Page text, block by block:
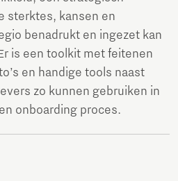
sterktes, kansen en
benadrukt en ingezet kan
is een toolkit met feitenen
en handige tools naast
zo kunnen gebruiken in
onboarding proces.